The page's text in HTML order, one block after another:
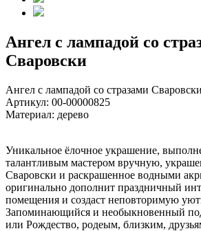
Ангел с лампадой со
Сваровски
Ангел с лампадой со стразами Сваровски
Артикул: 00-00000825
Материал: дерево
Уникальное ёлочное украшение,
талантливым мастером вручную,
Сваровски и раскрашенное водными
оригинально дополнит праздничный
помещения и создаст неповторимую
Запоминающийся и необыкновенный
или Рождество, родеым, близким,